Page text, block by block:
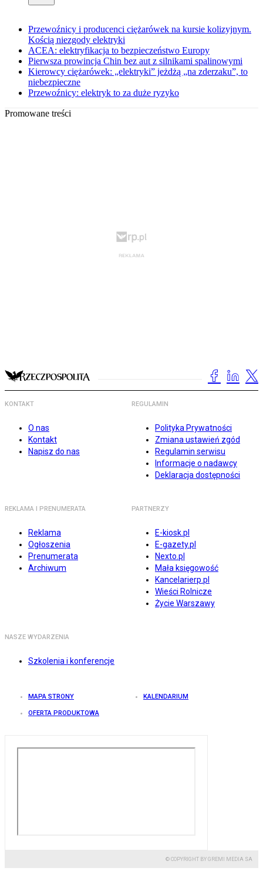
Przewoźnicy i producenci ciężarówek na kursie kolizyjnym.
Kością niezgody elektryki
ACEA: elektryfikacja to bezpieczeństwo Europy
Pierwsza prowincja Chin bez aut z silnikami spalinowymi
Kierowcy ciężarówek: „elektryki” jeżdżą „na zderzaku”, to
niebezpieczne
Przewoźnicy: elektryk to za duże ryzyko
Promowane treści
KONTAKT
O nas
Kontakt
Napisz do nas
REGULAMIN
Polityka Prywatności
Zmiana ustawień zgód
Regulamin serwisu
Informacje o nadawcy
Deklaracja dostępności
REKLAMA I PRENUMERATA
Reklama
Ogłoszenia
Prenumerata
Archiwum
PARTNERZY
E-kiosk.pl
E-gazety.pl
Nexto.pl
Mała księgowość
Kancelarierp.pl
Wieści Rolnicze
Życie Warszawy
NASZE WYDARZENIA
Szkolenia i konferencje
MAPA STRONY KALENDARIUM
OFERTA PRODUKTOWA
© COPYRIGHT BY GREMI MEDIA SA